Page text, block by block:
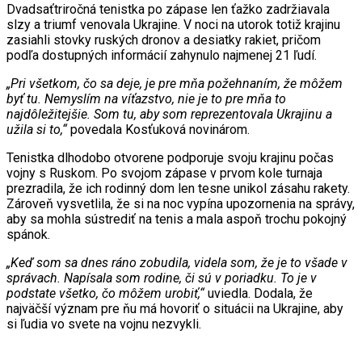
Dvadsaťtriročná tenistka po zápase len ťažko zadržiavala
slzy a triumf venovala Ukrajine. V noci na utorok totiž krajinu
zasiahli stovky ruských dronov a desiatky rakiet, pričom
podľa dostupných informácií zahynulo najmenej 21 ľudí.
„Pri všetkom, čo sa deje, je pre mňa požehnaním, že môžem
byť tu. Nemyslím na víťazstvo, nie je to pre mňa to
najdôležitejšie. Som tu, aby som reprezentovala Ukrajinu a
užila si to,“povedala Kosťuková novinárom.
Tenistka dlhodobo otvorene podporuje svoju krajinu počas
vojny s Ruskom. Po svojom zápase v prvom kole turnaja
prezradila, že ich rodinný dom len tesne unikol zásahu rakety.
Zároveň vysvetlila, že si na noc vypína upozornenia na správy,
aby sa mohla sústrediť na tenis a mala aspoň trochu pokojný
spánok.
„Keď som sa dnes ráno zobudila, videla som, že je to všade v
správach. Napísala som rodine, či sú v poriadku. To je v
podstate všetko, čo môžem urobiť,“uviedla. Dodala, že
najväčší význam pre ňu má hovoriť o situácii na Ukrajine, aby
si ľudia vo svete na vojnu nezvykli.